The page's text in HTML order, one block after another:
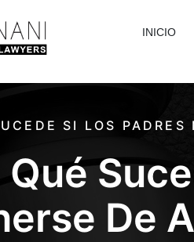
INICIO
SI LOS
Qué
De